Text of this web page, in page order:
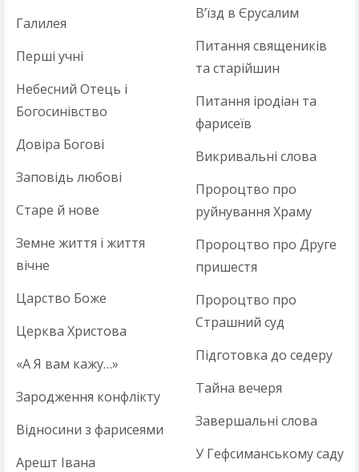
Галилея
Перші учні
Небесний Отець і
Богосинівство
Довіра Богові
Заповідь любові
Старе й нове
Земне життя і життя
вічне
Царство Боже
Церква Христова
«А Я вам кажу…»
Зародження конфлікту
Відносини з фарисеями
Арешт Івана
В’їзд в Єрусалим
Питання священиків
та старійшин
Питання іродіан та
фарисеїв
Викривальні слова
Пророцтво про
руйнування Храму
Пророцтво про Друге
пришестя
Пророцтво про
Страшний суд
Підготовка до седеру
Тайна вечеря
Завершальні слова
У Гефсиманському саду